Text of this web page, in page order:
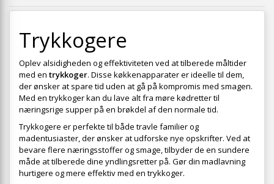
Trykkogere
Oplev alsidigheden og effektiviteten ved at tilberede måltider
med en trykkoger. Disse køkkenapparater er ideelle til dem,
der ønsker at spare tid uden at gå på kompromis med smagen.
Med en trykkoger kan du lave alt fra møre kødretter til
næringsrige supper på en brøkdel af den normale tid.
Trykkogere er perfekte til både travle familier og
madentusiaster, der ønsker at udforske nye opskrifter. Ved at
bevare flere næringsstoffer og smage, tilbyder de en sundere
måde at tilberede dine yndlingsretter på. Gør din madlavning
hurtigere og mere effektiv med en trykkoger.